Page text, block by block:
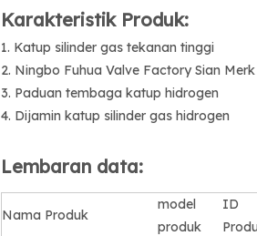
Karakteristik Produk:
1. Katup silinder gas tekanan tinggi
2. Ningbo Fuhua Valve Factory Sian
3. Paduan tembaga katup hidrogen
4. Dijamin katup silinder gas hidrogen
Lembaran data:
Nama Produk
model
produk
ID